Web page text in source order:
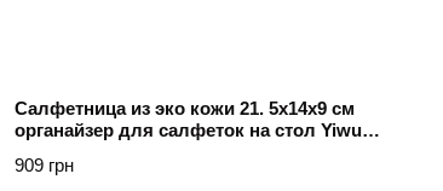
Салфетница из эко кожи 21. 5х14х9 см
органайзер для салфеток на стол Yiwu
909 грн